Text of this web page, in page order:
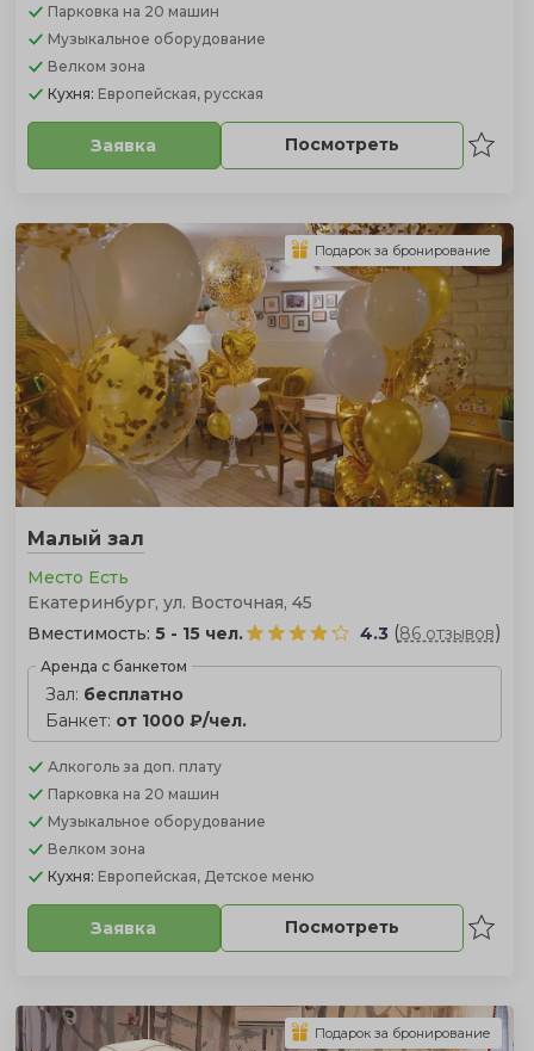
Парковка на 20 машин
Музыкальное оборудование
Велком зона
Кухня: Европейская, русская
Заявка Посмотреть
Малый зал
Место Есть
Екатеринбург, ул. Восточная, 45
Вместимость: 5 - 15 чел. 4.3 (86 отзывов)
Аренда с банкетом
Зал: бесплатно
Банкет: от 1000 ₽/чел.
Алкоголь за доп. плату
Парковка на 20 машин
Музыкальное оборудование
Велком зона
Кухня: Европейская, Детское меню
Заявка Посмотреть
Подарок за бронирование
Подарок за бронирование